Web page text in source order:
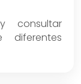
consultar